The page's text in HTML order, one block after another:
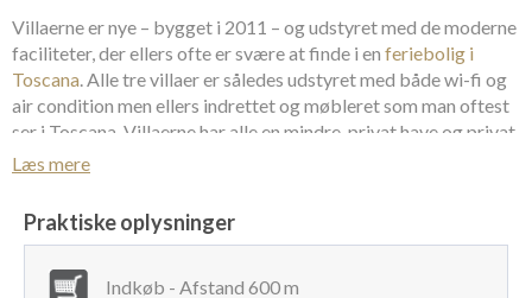
Villaerne er nye – bygget i 2011 – og udstyret med de moderne
faciliteter, der ellers ofte er svære at finde i en feriebolig i
Toscana. Alle tre villaer er således udstyret med både wi-fi og
air condition men ellers indrettet og møbleret som man oftest
ser i Toscana. Villaerne har alle en mindre, privat have og privat
pool. Bevares – det er ikke et olympisk bassin, der hører til
de flestes behov i sommervarmen: nedkøling af en varm krop.
Med en gåtur på bare 10 minutter vil man fra de moderne,
private villaer befinde sig på det store og berømte torv i
Læs mere
Praktiske oplysninger
Indkøb - Afstand 600 m